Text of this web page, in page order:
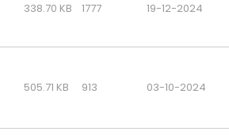
338.70 KB 1777 19-12-2024
505.71 KB 913 03-10-2024